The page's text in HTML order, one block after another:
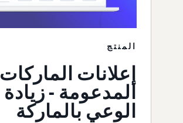
المنتج
إعلانات الماركات
المدعومة - زيادة
الوعي بالماركة